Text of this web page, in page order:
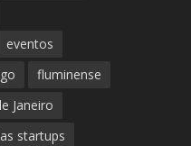
eventos
fluminense
Janeiro
startups